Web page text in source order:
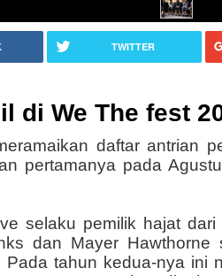
TWITTER
di We The fest
daftar antrian
pertamanya pada
selaku pemilik hajat
dan Mayer
tahun kedua-nya ini